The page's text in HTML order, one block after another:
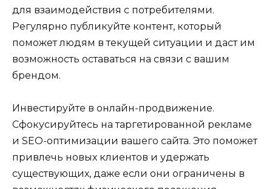
для взаимодействия с потребителями.
Регулярно публикуйте контент, который
поможет людям в текущей ситуации и даст им
возможность оставаться на связи с вашим
брендом.
Инвестируйте в онлайн-продвижение.
Сфокусируйтесь на таргетированной рекламе
и SEO-оптимизации вашего сайта. Это поможет
привлечь новых клиентов и удержать
существующих, даже если они ограничены в